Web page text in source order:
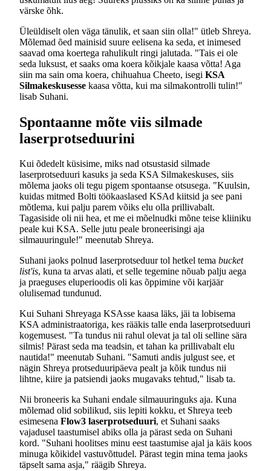
värske õhk.
Üleüldiselt olen väga tänulik, et saan siin olla!" ütleb Shreya.
Mõlemad õed mainisid suure eelisena ka seda, et inimesed
saavad oma koertega rahulikult ringi jalutada. "Tais ei ole
seda luksust, et saaks oma koera kõikjale kaasa võtta! Aga
siin ma sain oma koera, chihuahua Cheeto, isegi KSA
Silmakeskusesse kaasa võtta, kui ma silmakontrolli tulin!"
lisab Suhani.
Spontaanne mõte viis silmade
laserprotseduurini
Kui õdedelt küsisime, miks nad otsustasid silmade
laserprotseduuri kasuks ja seda KSA Silmakeskuses, siis
mõlema jaoks oli tegu pigem spontaanse otsusega. "Kuulsin,
kuidas mitmed Bolti töökaaslased KSAd kiitsid ja see pani
mõtlema, kui palju parem võiks elu olla prillivabalt.
Tagasiside oli nii hea, et me ei mõelnudki mõne teise kliiniku
peale kui KSA. Selle jutu peale broneerisingi aja
silmauuringule!" meenutab Shreya.
Suhani jaoks polnud laserprotseduur tol hetkel tema bucket
list'is, kuna ta arvas alati, et selle tegemine nõuab palju aega
ja praeguses eluperioodis oli kas õppimine või karjäär
olulisemad tundunud.
Kui Suhani Shreyaga KSAsse kaasa läks, jäi ta lobisema
KSA administraatoriga, kes rääkis talle enda laserprotseduuri
kogemusest. "Ta tundus nii rahul olevat ja tal oli selline sära
silmis! Pärast seda ma teadsin, et tahan ka prillivabalt elu
nautida!" meenutab Suhani. "Samuti andis julgust see, et
nägin Shreya protseduuripäeva pealt ja kõik tundus nii
lihtne, kiire ja patsiendi jaoks mugavaks tehtud," lisab ta.
Nii broneeris ka Suhani endale silmauuringuks aja. Kuna
mõlemad olid sobilikud, siis lepiti kokku, et Shreya teeb
esimesena Flow3 laserprotseduuri, et Suhani saaks
vajadusel taastumisel abiks olla ja pärast seda on Suhani
kord. "Suhani hoolitses minu eest taastumise ajal ja käis koos
minuga kõikidel vastuvõttudel. Pärast tegin mina tema jaoks
täpselt sama asja," räägib Shreya.